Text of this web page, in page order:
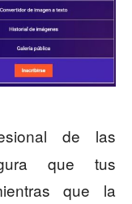
de las
que tus
que la